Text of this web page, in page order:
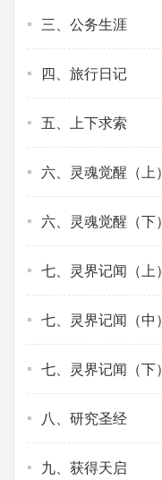
三、公务生涯
四、旅行日记
五、上下求索
六、灵魂觉醒（上）
六、灵魂觉醒（下）
七、灵界记闻（上）
七、灵界记闻（中）
七、灵界记闻（下）
八、研究圣经
九、获得天启